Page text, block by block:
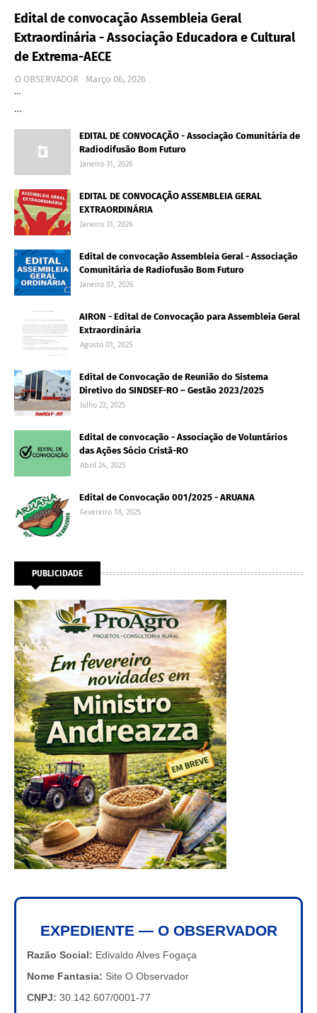
Edital de convocação Assembleia Geral
Extraordinária - Associação Educadora e Cultural
de Extrema-AECE
O OBSERVADOR
Março 06, 2026
…
…
EDITAL DE CONVOCAÇÃO - Associação Comunitária de
Radiodifusão Bom Futuro
Janeiro 31, 2026
EDITAL DE CONVOCAÇÃO ASSEMBLEIA GERAL
EXTRAORDINÁRIA
Janeiro 31, 2026
Edital de convocação Assembleia Geral - Associação
Comunitária de Radiofusão Bom Futuro
Janeiro 07, 2026
AIRON - Edital de Convocação para Assembleia Geral
Extraordinária
Agosto 01, 2025
Edital de Convocação de Reunião do Sistema
Diretivo do SINDSEF-RO – Gestão 2023/2025
Julho 22, 2025
Edital de convocação - Associação de Voluntários
das Ações Sócio Cristã-RO
Abril 24, 2025
Edital de Convocação 001/2025 - ARUANA
Fevereiro 18, 2025
PUBLICIDADE
EXPEDIENTE — O OBSERVADOR
Razão Social: Edivaldo Alves Fogaça
Nome Fantasia: Site O Observador
CNPJ: 30.142.607/0001-77